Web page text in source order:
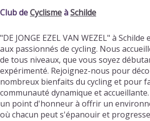
Club deCyclismeàSchilde
"DE JONGE EZEL VAN WEZEL" à
aux passionnés de cycling. Nous
de tous niveaux, que vous soyez
expérimenté. Rejoignez-nous pour
nombreux bienfaits du cycling et pour
communauté dynamique et
un point d'honneur à offrir un
où chacun peut s'épanouir et